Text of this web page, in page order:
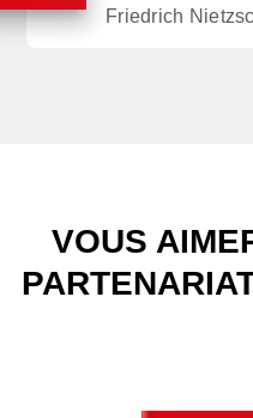
Friedrich
VOUS